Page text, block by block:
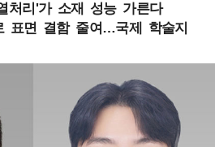
처리'가 소재 성능 가른다
표면 결함 줄여…국제 학술지